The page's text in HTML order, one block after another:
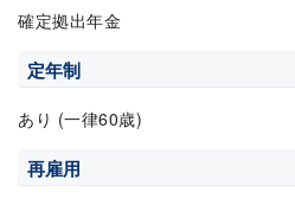
確定拠出年金
定年制
あり (一律60歳)
再雇用